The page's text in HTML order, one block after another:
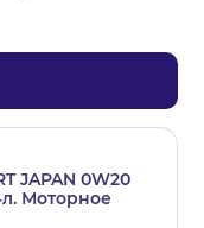
JAPAN 0W20
Моторное